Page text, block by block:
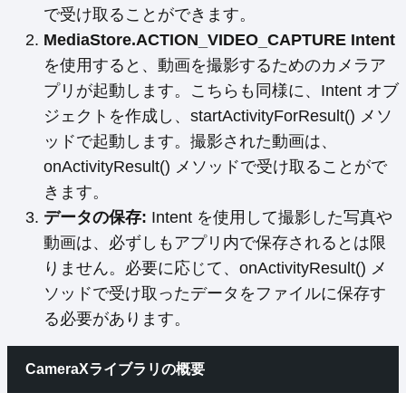
で受け取ることができます。
MediaStore.ACTION_VIDEO_CAPTURE Intent
を使用すると、動画を撮影するためのカメラア
プリが起動します。こちらも同様に、Intent オブ
ジェクトを作成し、startActivityForResult() メソ
ッドで起動します。撮影された動画は、
onActivityResult() メソッドで受け取ることがで
きます。
データの保存: Intent を使用して撮影した写真や
動画は、必ずしもアプリ内で保存されるとは限
りません。必要に応じて、onActivityResult() メ
ソッドで受け取ったデータをファイルに保存す
る必要があります。
CameraXライブラリの概要